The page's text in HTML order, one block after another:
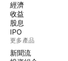
經濟
收益
股息
IPO
更多產品
新聞流